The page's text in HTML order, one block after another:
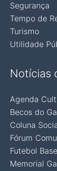
Segurança
Tempo de
Turismo
Utilidade
Notícias
Agenda
Becos do
Coluna
Fórum
Futebol
Memorial